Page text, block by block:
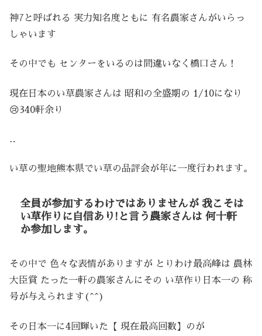
神7と呼ばれる 実力知名度ともに 有名農家さんがいらっ
しゃいます
その中でも センターをいるのは間違いなく橋口さん！
現在日本のい草農家さんは 昭和の全盛期の 1/10になり
😢340軒余り
‥
い草の聖地熊本県でい草の品評会が年に一度行われます。
全員が参加するわけではありませんが 我こそは
い草作りに自信あり!と言う農家さんは 何十軒
か参加します。
その中で 色々な表情がありますが とりわけ最高峰は 農林
大臣賞 たった一軒の農家さんにその い草作り日本一の 称
号が与えられます(^^)
その日本一に4回輝いた【 現在最高回数】のが